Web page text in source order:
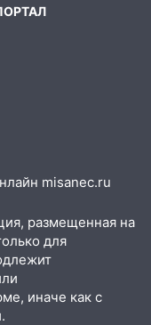
в
в
шторма на
нужна
кухня в
о том, с
misanec.ru
размещенная на
для
иначе как с